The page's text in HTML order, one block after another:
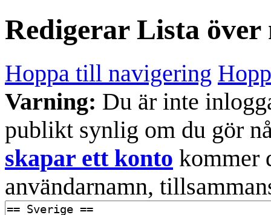
Redigerar Lista över
Hoppa till navigering
Varning: Du är inte
publikt synlig om du gör
skapar ett konto kommer
användarnamn,